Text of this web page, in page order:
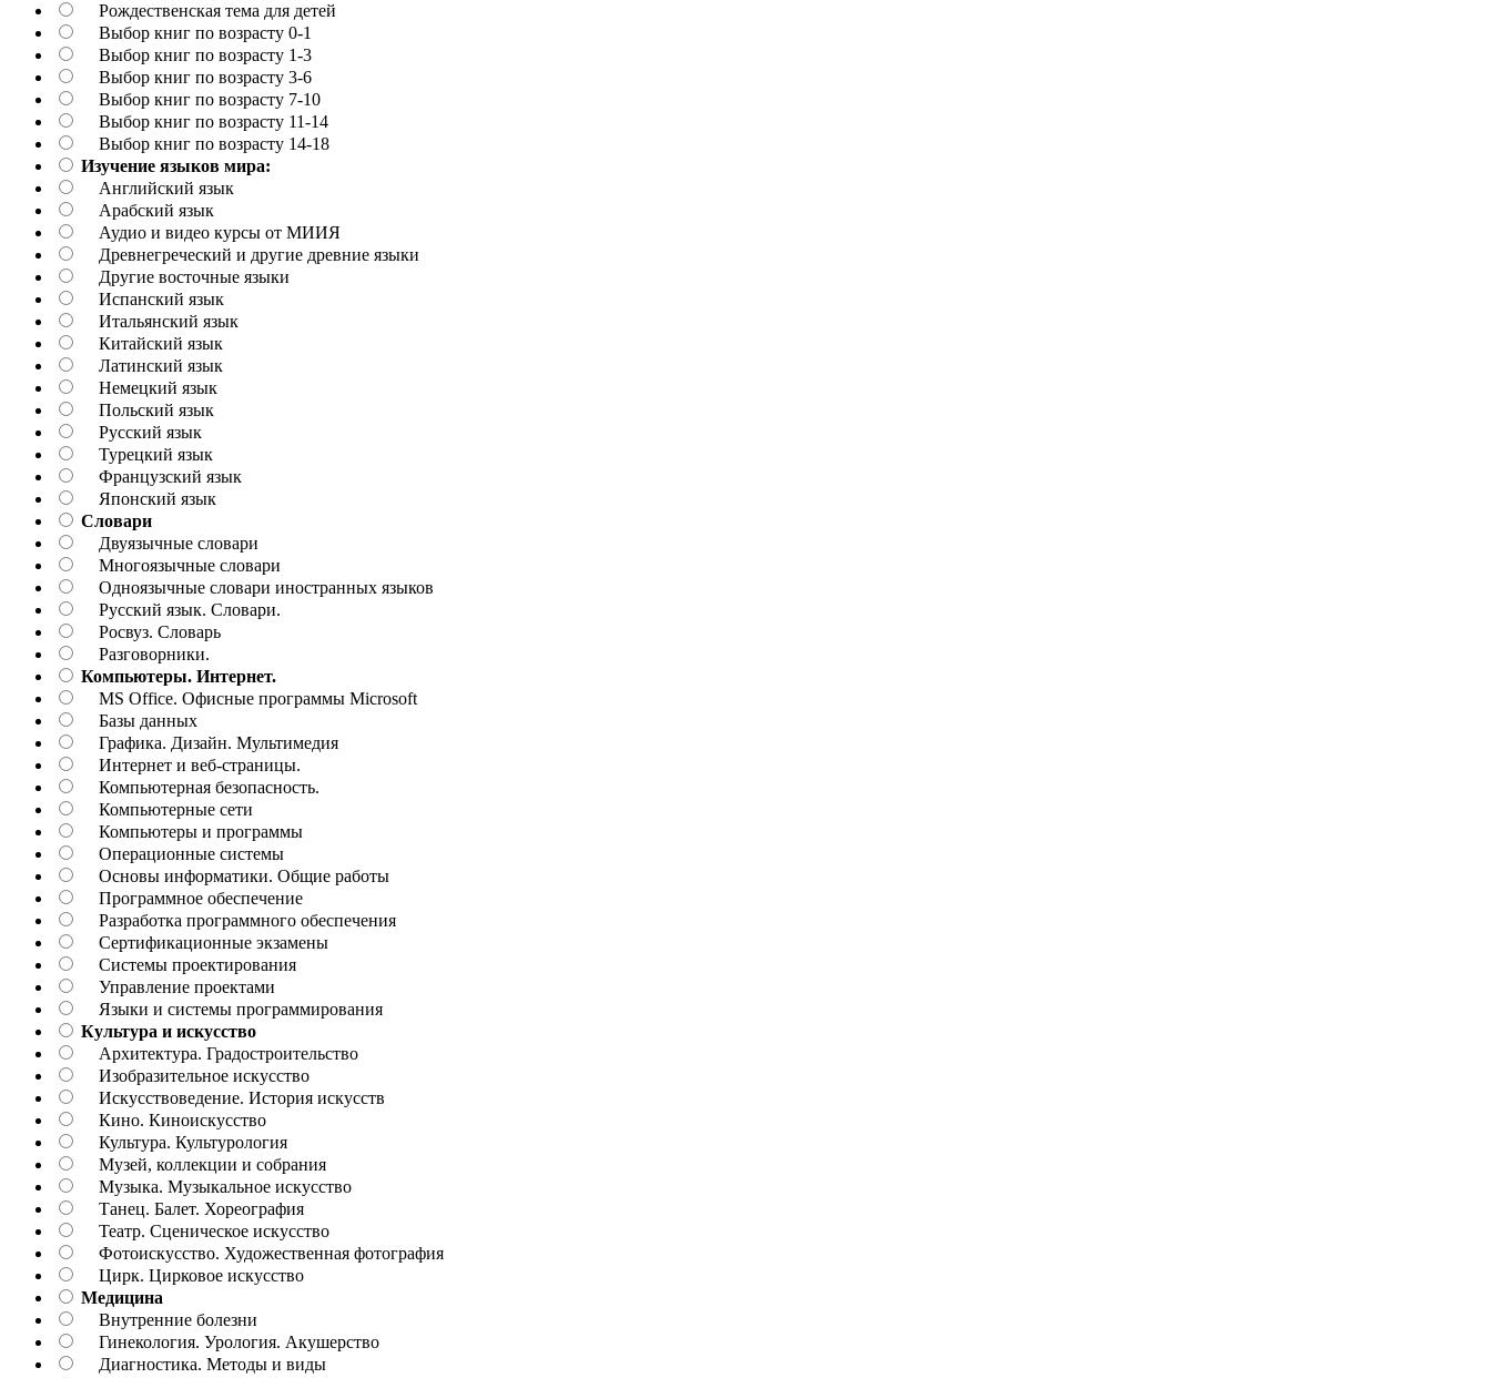
Рождественская тема для детей
Выбор книг по возрасту 0-1
Выбор книг по возрасту 1-3
Выбор книг по возрасту 3-6
Выбор книг по возрасту 7-10
Выбор книг по возрасту 11-14
Выбор книг по возрасту 14-18
Изучение языков мира:
Английский язык
Арабский язык
Аудио и видео курсы от МИИЯ
Древнегреческий и другие древние языки
Другие восточные языки
Испанский язык
Итальянский язык
Китайский язык
Латинский язык
Немецкий язык
Польский язык
Русский язык
Турецкий язык
Французский язык
Японский язык
Словари
Двуязычные словари
Многоязычные словари
Одноязычные словари иностранных языков
Русский язык. Словари.
Росвуз. Словарь
Разговорники.
Компьютеры. Интернет.
MS Office. Офисные программы Microsoft
Базы данных
Графика. Дизайн. Мультимедия
Интернет и веб-страницы.
Компьютерная безопасность.
Компьютерные сети
Компьютеры и программы
Операционные системы
Основы информатики. Общие работы
Программное обеспечение
Разработка программного обеспечения
Сертификационные экзамены
Системы проектирования
Управление проектами
Языки и системы программирования
Культура и искусство
Архитектура. Градостроительство
Изобразительное искусство
Искусствоведение. История искусств
Кино. Киноискусство
Культура. Культурология
Музей, коллекции и собрания
Музыка. Музыкальное искусство
Танец. Балет. Хореография
Театр. Сценическое искусство
Фотоискусство. Художественная фотография
Цирк. Цирковое искусство
Медицина
Внутренние болезни
Гинекология. Урология. Акушерство
Диагностика. Методы и виды